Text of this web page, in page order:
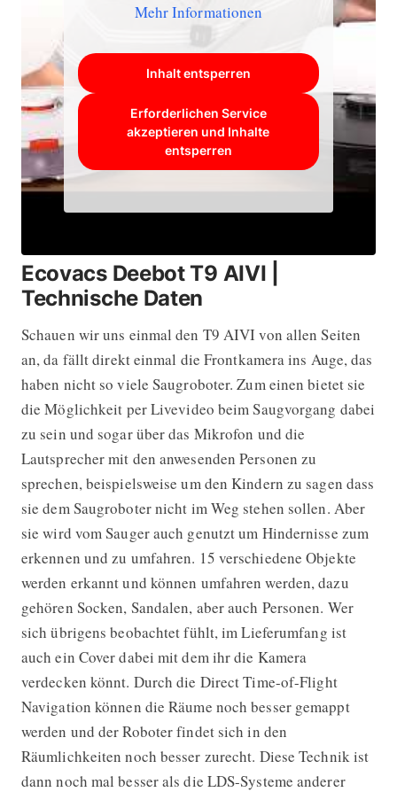
Mehr Informationen
Inhalt entsperren
Erforderlichen Service
akzeptieren und Inhalte
entsperren
Ecovacs Deebot T9 AIVI |
Technische Daten
Schauen wir uns einmal den T9 AIVI von allen Seiten
an, da fällt direkt einmal die Frontkamera ins Auge, das
haben nicht so viele Saugroboter. Zum einen bietet sie
die Möglichkeit per Livevideo beim Saugvorgang dabei
zu sein und sogar über das Mikrofon und die
Lautsprecher mit den anwesenden Personen zu
sprechen, beispielsweise um den Kindern zu sagen dass
sie dem Saugroboter nicht im Weg stehen sollen. Aber
sie wird vom Sauger auch genutzt um Hindernisse zum
erkennen und zu umfahren. 15 verschiedene Objekte
werden erkannt und können umfahren werden, dazu
gehören Socken, Sandalen, aber auch Personen. Wer
sich übrigens beobachtet fühlt, im Lieferumfang ist
auch ein Cover dabei mit dem ihr die Kamera
verdecken könnt. Durch die Direct Time-of-Flight
Navigation können die Räume noch besser gemappt
werden und der Roboter findet sich in den
Räumlichkeiten noch besser zurecht. Diese Technik ist
dann noch mal besser als die LDS-Systeme anderer